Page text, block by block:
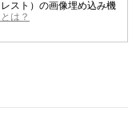
スト）の画像埋め込み機
は？